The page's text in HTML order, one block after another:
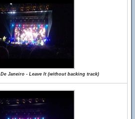
De Janeiro - Leave It (without backing track)